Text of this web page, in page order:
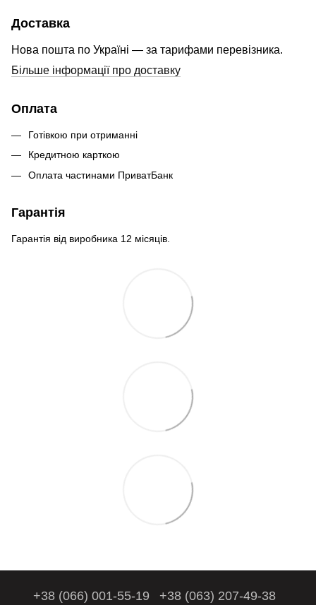
Доставка
Нова пошта по Україні — за тарифами перевізника.
Більше інформації про доставку
Оплата
Готівкою при отриманні
Кредитною карткою
Оплата частинами ПриватБанк
Гарантія
Гарантія від виробника 12 місяців.
+38 (066) 001-55-19 +38 (063) 207-49-38